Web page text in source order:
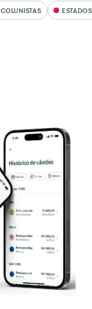
COLUNISTAS ESTADOS